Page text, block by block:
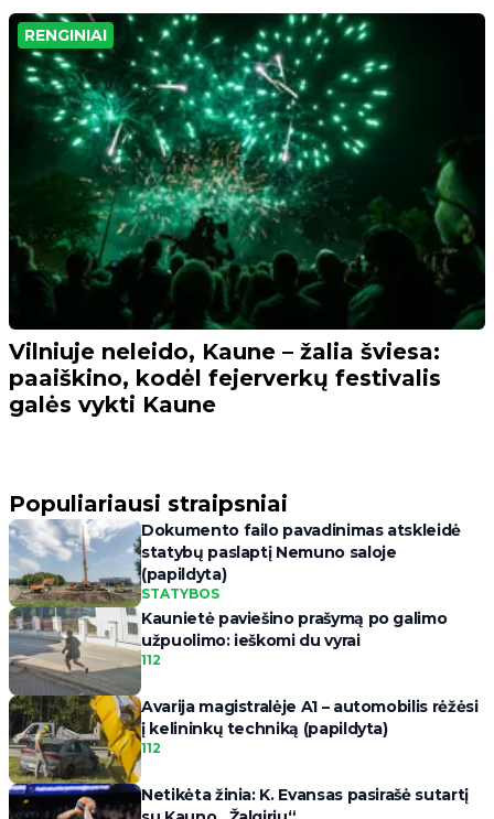
RENGINIAI
Vilniuje neleido, Kaune – žalia šviesa:
paaiškino, kodėl fejerverkų festivalis
galės vykti Kaune
Populiariausi straipsniai
Dokumento failo pavadinimas atskleidė
statybų paslaptį Nemuno saloje
(papildyta)
STATYBOS
Kaunietė paviešino prašymą po galimo
užpuolimo: ieškomi du vyrai
112
Avarija magistralėje A1 – automobilis rėžėsi
į kelininkų techniką (papildyta)
112
Netikėta žinia: K. Evansas pasirašė sutartį